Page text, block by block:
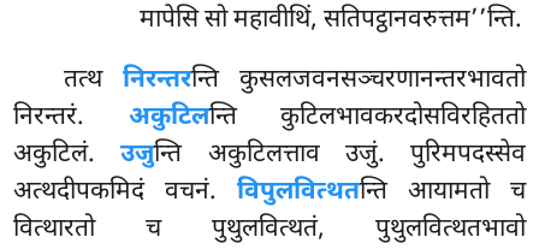
मापेसि सो महावीथिं, सतिपट्ठानवरुत्तम’’न्ति.
तत्थ निरन्तरन्ति कुसलजवनसञ्चरणानन्तरभावतो
निरन्तरं. अकुटिलन्ति कुटिलभावकरदोसविरहिततो
अकुटिलं.उजुन्ति अकुटिलत्ताव उजुं. पुरिमपदस्सेव
अत्थदीपकमिदं वचनं. विपुलवित्थतन्ति आयामतो च
वित्थारतो च पुथुलवित्थतं, पुथुलवित्थतभावो